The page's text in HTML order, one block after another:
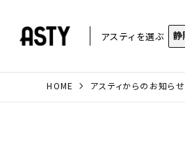
アスティを選ぶ
HOME アスティからのお知らせ